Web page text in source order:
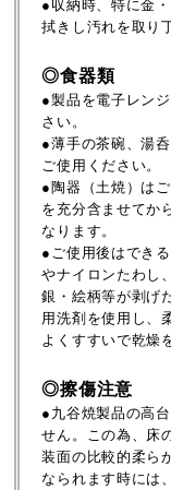
●収納時、特に金
拭きし汚れを取り
◎食器類
●製品を電子レン
さい。
●薄手の茶碗、湯
ご使用ください。
●陶器（土焼）は
を充分含ませてか
なります。
●ご使用後はでき
やナイロンたわし
銀・絵柄等が剥げ
用洗剤を使用し、
よくすすいで乾燥
◎擦傷注意
●九谷焼製品の高
せん。この為、床
装面の比較的柔ら
なられます時には